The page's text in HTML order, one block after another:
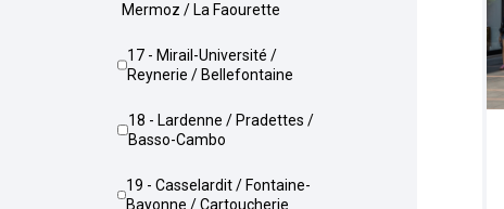
Mermoz / La Faourette
17 - Mirail-Université /
Reynerie / Bellefontaine
18 - Lardenne / Pradettes /
Basso-Cambo
19 - Casselardit / Fontaine-
Bayonne / Cartoucherie